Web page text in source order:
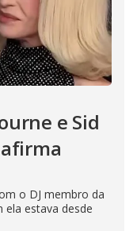
e Sid
o DJ membro da
ela estava desde